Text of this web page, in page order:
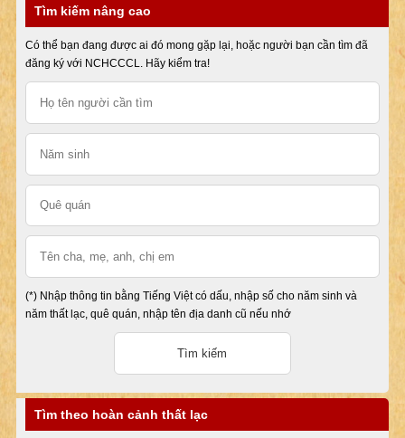
Tìm kiếm nâng cao
Có thể bạn đang được ai đó mong gặp lại, hoặc người bạn cần tìm đã
đăng ký với NCHCCCL. Hãy kiểm tra!
(*) Nhập thông tin bằng Tiếng Việt có dấu, nhập số cho năm sinh và
năm thất lạc, quê quán, nhập tên địa danh cũ nếu nhớ
Tìm theo hoàn cảnh thất lạc